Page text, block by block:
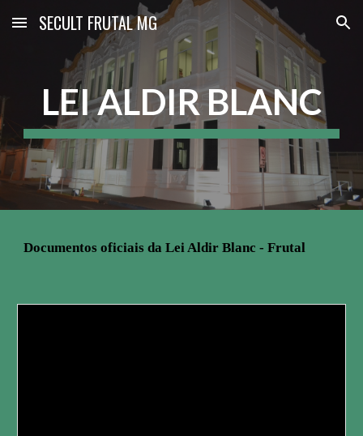
Skip to main content Skip to navigation
SECULT FRUTAL MG
LEI ALDIR BLANC
Documentos oficiais da Lei Aldir Blanc - Frutal